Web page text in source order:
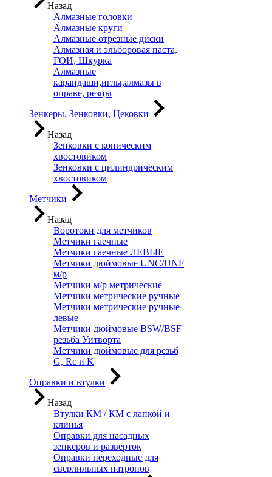
Назад
Алмазные головки
Алмазные круги
Алмазные отрезные диски
Алмазная и эльборовая паста,
ГОИ, Шкурка
Алмазные
карандаши,иглы,алмазы в
оправе, резцы
Зенкеры, Зенковки, Цековки
Назад
Зенковки с коническим
хвостовиком
Зенковки с цилиндрическим
хвостовиком
Метчики
Назад
Воротоки для метчиков
Метчики гаечные
Метчики гаечные ЛЕВЫЕ
Метчики дюймовые UNC/UNF
м/р
Метчики м/р метрические
Метчики метрические ручные
Метчики метрические ручные
левые
Метчики дюймовые BSW/BSF
резьба Уитворта
Метчики дюймовые для резьб
G, Rc и K
Оправки и втулки
Назад
Втулки КМ / КМ с лапкой и
клинья
Оправки для насадных
зенкеров и развёрток
Оправки переходные для
сверлильных патронов